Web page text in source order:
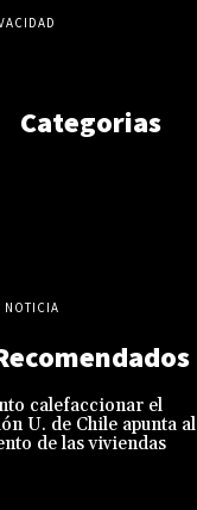
Categorias
NOTICIA
calefaccionar el
U. de Chile apunta al
de las viviendas